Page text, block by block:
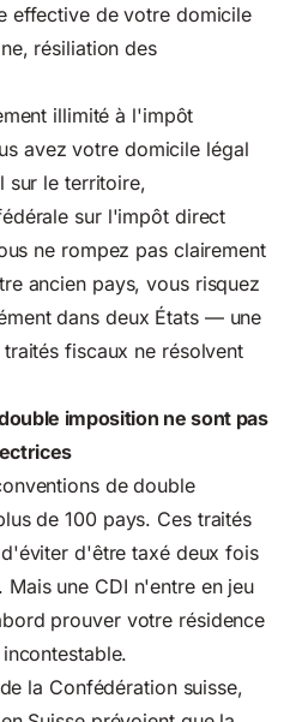
effective de votre domicile
résiliation des
illimité à l'impôt
avez votre domicile légal
sur le territoire,
sur l'impôt direct
ne rompez pas clairement
ancien pays, vous risquez
dans deux États — une
fiscaux ne résolvent
imposition ne sont pas
de double
de 100 pays. Ces traités
d'être taxé deux fois
Mais une CDI n'entre en jeu
prouver votre résidence
la Confédération suisse,